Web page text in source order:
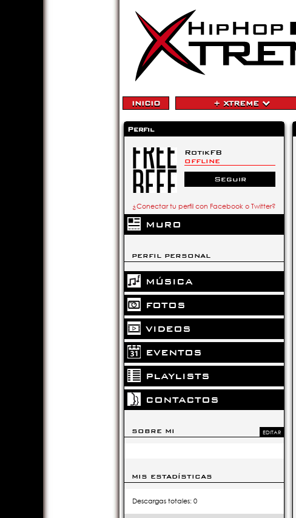
INICIO + XTREME
Perfil
RotikFB
OFFLINE
Seguir
¿Conectar tu perfil con Facebook o Twitter?
MURO
PERFIL PERSONAL
MÚSICA
FOTOS
VIDEOS
EVENTOS
PLAYLISTS
CONTACTOS
SOBRE MI EDITAR
MIS ESTADÍSTICAS
Descargas totales: 0